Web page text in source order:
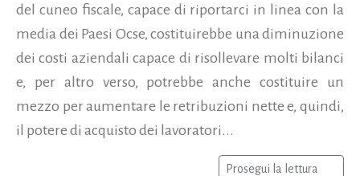
del cuneo fiscale, capace di riportarci in linea con la
media dei Paesi Ocse, costituirebbe una diminuzione
dei costi aziendali capace di risollevare molti bilanci
e, per altro verso, potrebbe anche costituire un
mezzo per aumentare le retribuzioni nette e, quindi,
il potere di acquisto dei lavoratori...
Prosegui la lettura